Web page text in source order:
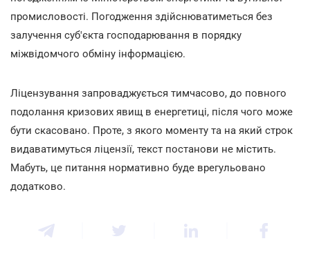
промисловості. Погодження здійснюватиметься без
залучення суб'єкта господарювання в порядку
міжвідомчого обміну інформацією.
Ліцензування запроваджується тимчасово, до повного
подолання кризових явищ в енергетиці, після чого може
бути скасовано. Проте, з якого моменту та на який строк
видаватимуться ліцензії, текст постанови не містить.
Мабуть, це питання нормативно буде врегульовано
додатково.